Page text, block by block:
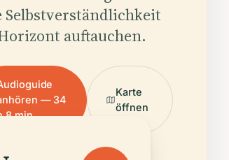
Selbstverständlichkeit
auftauchen.
— 34
8 min
Karte
öffnen